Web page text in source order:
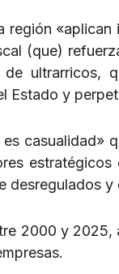
región
(que)
ultrarricos,
Estado y
casualidad»
desregulados
2000 y 2025,